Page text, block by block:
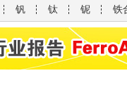
钒 钛 铌 铁